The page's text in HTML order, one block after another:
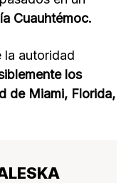
Cuauhtémoc.
la autoridad
los
de Miami, Florida,